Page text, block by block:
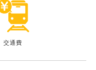
交通費